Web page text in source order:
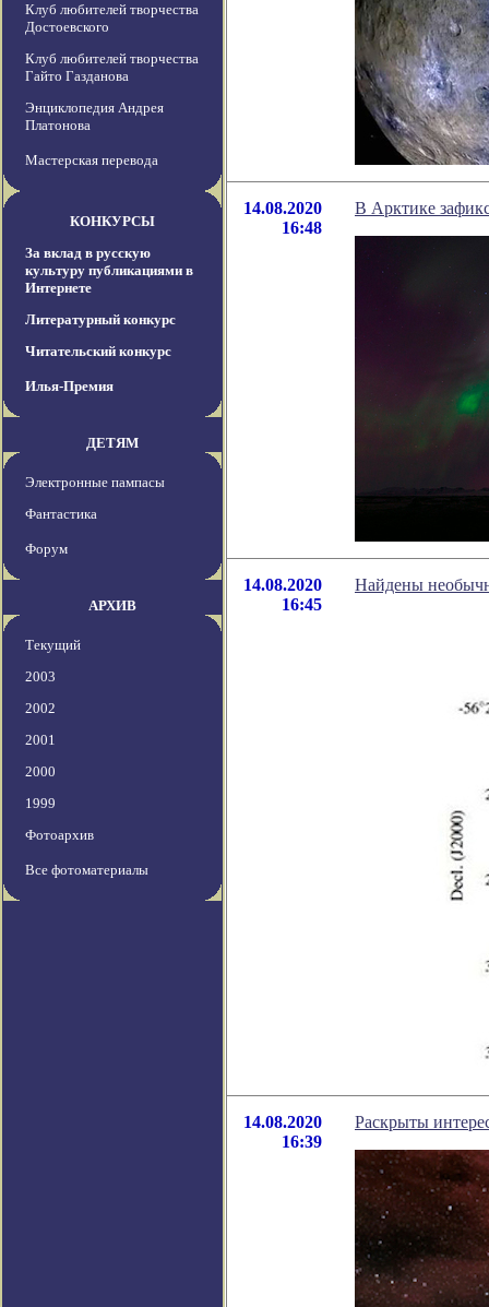
Клуб любителей творчества
Достоевского
Клуб любителей творчества
Гайто Газданова
Энциклопедия Андрея
Платонова
Мастерская перевода
КОНКУРСЫ
За вклад в русскую
культуру публикациями в
Интернете
Литературный конкурс
Читательский конкурс
Илья-Премия
ДЕТЯМ
Электронные пампасы
Фантастика
Форум
АРХИВ
Текущий
2003
2002
2001
2000
1999
Фотоархив
Все фотоматериалы
14.08.2020
16:48
В Арктике
14.08.2020
16:45
Найдены
14.08.2020
16:39
Раскрыты